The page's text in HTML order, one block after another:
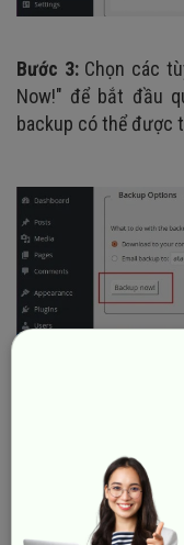
Bước 3:Chọn các
Now!" để bắt đầu
backup có thể được
Phương án B -
Bạn có thể khôi